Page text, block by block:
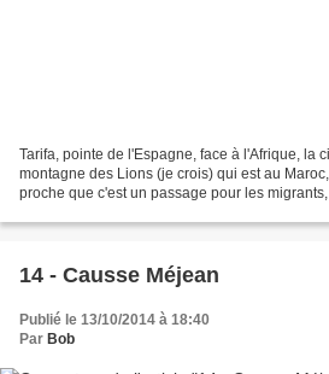
Tarifa, pointe de l'Espagne, face à l'Afrique, la
montagne des Lions (je crois) qui est au
proche que c'est un passage pour les migrants,
14 - Causse Méjean
Publié le 13/10/2014 à 18:40
Par Bob